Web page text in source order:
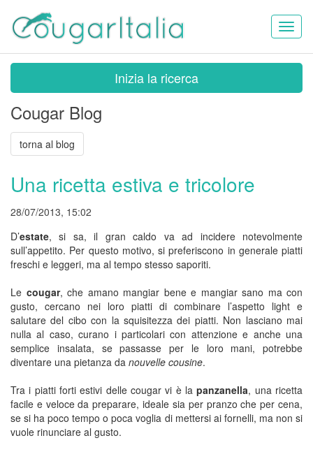
Inizia la ricerca
Cougar Blog
torna al blog
Una ricetta estiva e tricolore
28/07/2013, 15:02
D’estate, si sa, il gran caldo va ad incidere notevolmente
sull’appetito. Per questo motivo, si preferiscono in generale piatti
freschi e leggeri, ma al tempo stesso saporiti.
Le cougar, che amano mangiar bene e mangiar sano ma con
gusto, cercano nei loro piatti di combinare l’aspetto light e
salutare del cibo con la squisitezza dei piatti. Non lasciano mai
nulla al caso, curano i particolari con attenzione e anche una
semplice insalata, se passasse per le loro mani, potrebbe
diventare una pietanza da nouvelle cousine.
Tra i piatti forti estivi delle cougar vi è lapanzanella, una ricetta
facile e veloce da preparare, ideale sia per pranzo che per cena,
se si ha poco tempo o poca voglia di mettersi ai fornelli, ma non si
vuole rinunciare al gusto.